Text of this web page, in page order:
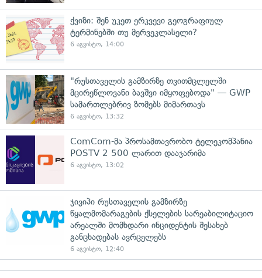
ქვიზი: შენ უკეთ ერკვევი გეოგრაფიულ
ტერმინებში თუ მერვეკლასელი?
6 აგვისტო, 14:00
"რუსთაველის გამზირზე თვითმცლელში
მცირეწლოვანი ბავშვი იმყოფებოდა" — GWP
სამართლებრივ ზომებს მიმართავს
6 აგვისტო, 13:32
ComCom-მა პროსამთავრობო ტელეკომპანია
POSTV 2 500 ლარით დააჯარიმა
6 აგვისტო, 13:02
ჯივიპი რუსთაველის გამზირზე
წყალმომარაგების ქსელების სარეაბილიტაციო
არეალში მომხდარი ინციდენტის შესახებ
განცხადებას ავრცელებს
6 აგვისტო, 12:40